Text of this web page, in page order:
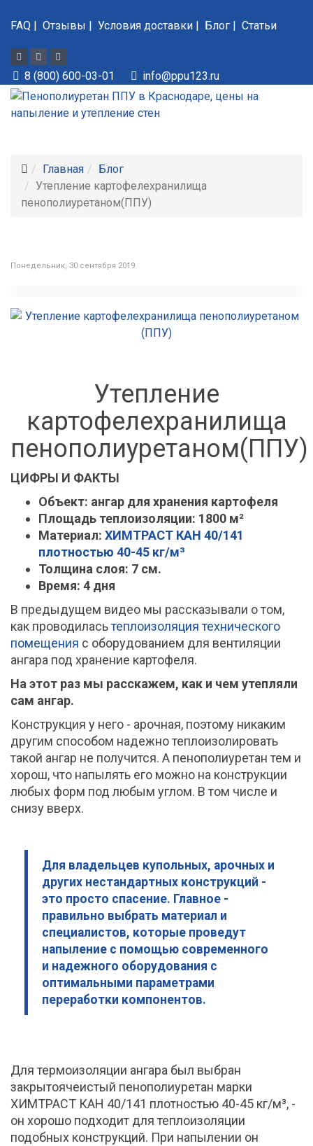
FAQ | Отзывы | Условия доставки | Блог | Статьи
8 (800) 600-03-01 info@ppu123.ru
Главная
Блог
Утепление картофелехранилища
пенополиуретаном(ППУ)
Понедельник, 30 сентября 2019
Утепление
картофелехранилища
пенополиуретаном(ППУ)
ЦИФРЫ И ФАКТЫ
Объект: ангар для хранения картофеля
Площадь теплоизоляции: 1800 м²
Материал: ХИМТРАСТ КАН 40/141
плотностью 40-45 кг/м³
Толщина слоя: 7 см.
Время: 4 дня
В предыдущем видео мы рассказывали о том,
как проводиласьтеплоизоляция технического
помещения с оборудованием для вентиляции
ангара под хранение картофеля.
На этот раз мы расскажем, как и чем утепляли
сам ангар.
Конструкция у него - арочная, поэтому никаким
другим способом надежно теплоизолировать
такой ангар не получится. А пенополиуретан тем и
хорош, что напылять его можно на конструкции
любых форм под любым углом. В том числе и
снизу вверх.
Для владельцев купольных, арочных и
других нестандартных конструкций -
это просто спасение. Главное -
правильно выбрать материал и
специалистов, которые проведут
напыление с помощью современного
и надежного оборудования с
оптимальными параметрами
переработки компонентов.
Для термоизоляции ангара был выбран
закрытоячеистый пенополиуретан марки
ХИМТРАСТ КАН 40/141 плотностью 40-45 кг/м³, -
он хорошо подходит для теплоизоляции
подобных конструкций. При напылении он